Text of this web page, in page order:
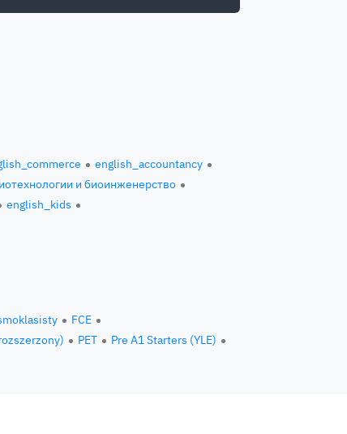
english_accountancy
и биоинженерство
english_kids
FCE
PET
Pre A1 Starters (YLE)